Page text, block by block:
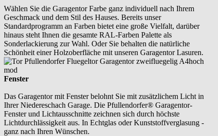
Wählen Sie die Garagentor Farbe ganz individuell nach Ihrem
Geschmack und dem Stil des Hauses. Bereits unser
Standardprogramm an Farben bietet eine große Vielfalt, darüber
hinaus steht Ihnen die gesamte RAL-Farben Palette als
Sonderlackierung zur Wahl. Oder Sie behalten die natürliche
Schönheit einer Holzoberfläche mit unseren Garagentor Lasuren.
Fenster
Das Garagentor mit Fenster belohnt Sie mit zusätzlichem Licht in
Ihrer Niedereschach Garage. Die Pfullendorfer® Garagentor-
Fenster und Lichtausschnitte zeichnen sich durch höchste
Lichtdurchlässigkeit aus. In Echtglas oder Kunststoffverglasung -
ganz nach Ihren Wünschen.